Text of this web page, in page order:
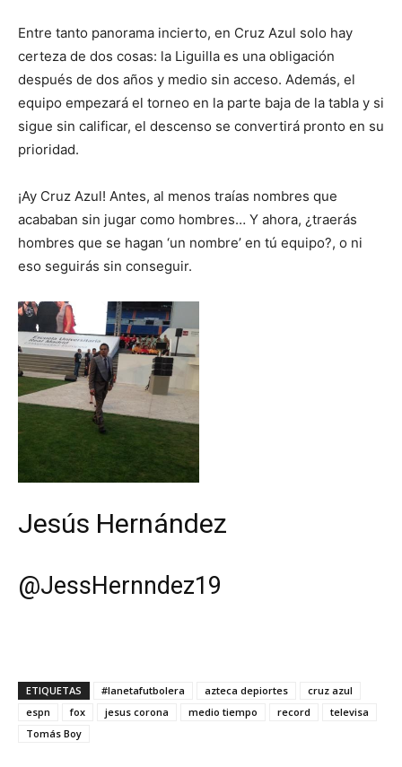
Entre tanto panorama incierto, en Cruz Azul solo hay
certeza de dos cosas: la Liguilla es una obligación
después de dos años y medio sin acceso. Además, el
equipo empezará el torneo en la parte baja de la tabla y si
sigue sin calificar, el descenso se convertirá pronto en su
prioridad.
¡Ay Cruz Azul! Antes, al menos traías nombres que
acababan sin jugar como hombres… Y ahora, ¿traerás
hombres que se hagan ‘un nombre’ en tú equipo?, o ni
eso seguirás sin conseguir.
Jesús Hernández
@JessHernndez19
ETIQUETAS #lanetafutbolera azteca depiortes
cruz azul
espn
fox jesus corona medio tiempo record
televisa
Tomás Boy